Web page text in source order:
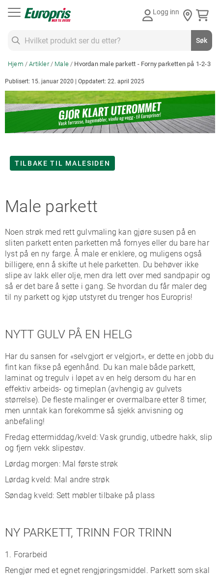
Logg inn
Søk
Hjem Artikler Male Hvordan male parkett - Forny parketten på 1-2-3
Publisert: 15. januar 2020 | Oppdatert: 22. april 2025
TILBAKE TIL MALESIDEN
Male parkett
Noen strøk med rett gulvmaling kan gjøre susen på en
sliten parkett enten parketten må fornyes eller du bare har
lyst på en ny farge. Å male er enklere, og muligens også
billigere, enn å skifte ut hele parketten. Du behøver ikke
slipe av lakk eller olje, men dra lett over med sandpapir og
så er det bare å sette i gang. Se hvordan du får maler deg
til ny parkett og kjøp utstyret du trenger hos Europris!
NYTT GULV PÅ EN HELG
Har du sansen for «selvgjort er velgjort», er dette en jobb du
fint kan fikse på egenhånd. Du kan male både parkett,
laminat og tregulv i løpet av en helg dersom du har en
effektiv arbeids- og timeplan (avhengig av gulvets
størrelse). De fleste malinger er overmalbare etter 8 timer,
men unntak kan forekomme så sjekk anvisning og
anbefaling!
Fredag ettermiddag/kveld: Vask grundig, utbedre hakk, slip
og fjern vekk slipestøv.
Lørdag morgen: Mal første strøk
Lørdag kveld: Mal andre strøk
Søndag kveld: Sett møbler tilbake på plass
NY PARKETT, TRINN FOR TRINN
1. Forarbeid
Rengjør med et egnet rengjøringsmiddel. Parkett som skal